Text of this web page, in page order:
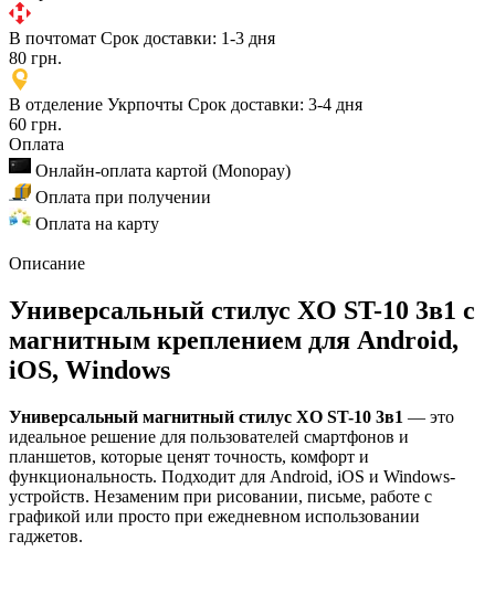
В почтомат Срок доставки: 1-3 дня
80 грн.
В отделение Укрпочты Срок доставки: 3-4 дня
60 грн.
Оплата
Онлайн-оплата картой (Monopay)
Оплата при получении
Оплата на карту
Описание
Универсальный стилус XO ST-10 3в1 с
магнитным креплением для Android,
iOS, Windows
Универсальный магнитный стилус XO ST-10 3в1 — это
идеальное решение для пользователей смартфонов и
планшетов, которые ценят точность, комфорт и
функциональность. Подходит для Android, iOS и Windows-
устройств. Незаменим при рисовании, письме, работе с
графикой или просто при ежедневном использовании
гаджетов.